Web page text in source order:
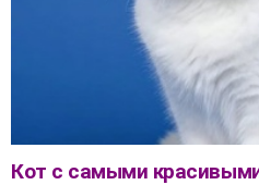
Кот с самыми